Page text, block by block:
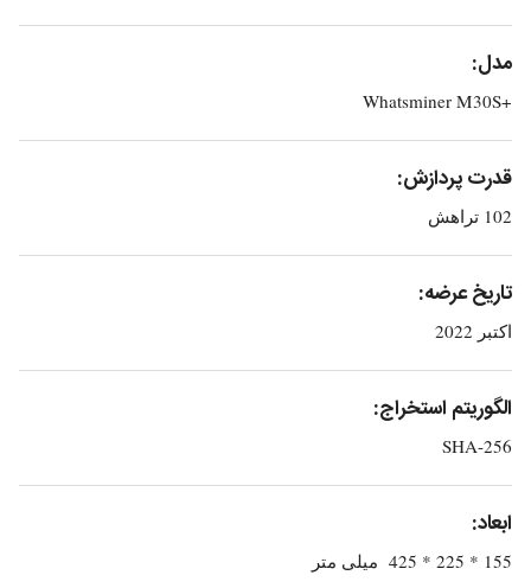
مدل:
+Whatsminer M30S
قدرت پردازش:
102 تراهش
تاریخ عرضه:
اکتبر 2022
الگوریتم استخراج:
SHA-256
ابعاد:
155 * 225 * 425 میلی متر